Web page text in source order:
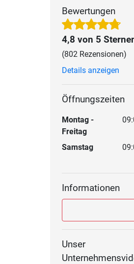
Bewertungen
4,8 von 5
(802 Rezensionen)
Details anzeigen
Öffnungszeiten
Montag -
Freitag
Samstag
Informationen
Unser